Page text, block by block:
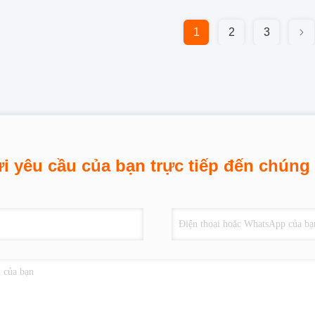
1 2 3
yêu cầu của bạn trực tiếp đến